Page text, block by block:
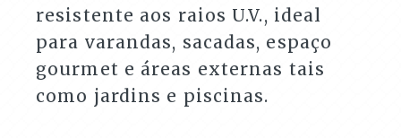
resistente aos raios U.V., ideal
para varandas, sacadas, espaço
gourmet e áreas externas tais
como jardins e piscinas.